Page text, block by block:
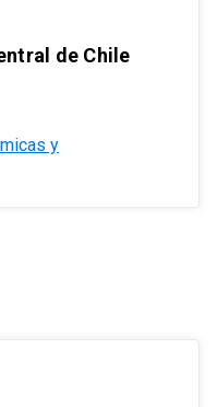
de Chile
y